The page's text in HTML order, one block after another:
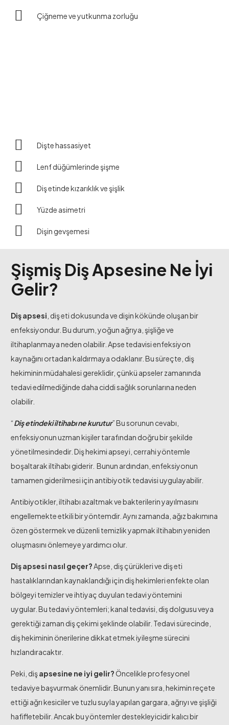
Çiğneme ve yutkunma zorluğu
Dişte hassasiyet
Lenf düğümlerinde şişme
Diş etinde kızarıklık ve şişlik
Yüzde asimetri
Dişin gevşemesi
Şişmiş Diş Apsesine Ne İyi
Gelir?
Diş apsesi , diş eti dokusunda ve dişin kökünde oluşan bir
enfeksiyondur. Bu durum, yoğun ağrıya, şişliğe ve
iltihaplanmaya neden olabilir. Apse tedavisi enfeksiyon
kaynağını ortadan kaldırmaya odaklanır. Bu süreçte, diş
hekiminin müdahalesi gereklidir, çünkü apseler zamanında
tedavi edilmediğinde daha ciddi sağlık sorunlarına neden
olabilir.
“Diş etindeki iltihabı ne kurutur” Bu sorunun cevabı,
enfeksiyonun uzman kişiler tarafından doğru bir şekilde
yönetilmesindedir. Diş hekimi apseyi, cerrahi yöntemle
boşaltarak iltihabı giderir. Bunun ardından, enfeksiyonun
tamamen giderilmesi için antibiyotik tedavisi uygulayabilir.
Antibiyotikler, iltihabı azaltmak ve bakterilerin yayılmasını
engellemekte etkili bir yöntemdir. Aynı zamanda, ağız bakımına
özen göstermek ve düzenli temizlik yapmak iltihabın yeniden
oluşmasını önlemeye yardımcı olur.
Diş apsesi nasıl geçer?Apse, diş çürükleri ve diş eti
hastalıklarından kaynaklandığı için diş hekimleri enfekte olan
bölgeyi temizler ve ihtiyaç duyulan tedavi yöntemini
uygular. Bu tedavi yöntemleri; kanal tedavisi, diş dolgusu veya
gerektiği zaman diş çekimi şeklinde olabilir. Tedavi sürecinde,
diş hekiminin önerilerine dikkat etmek iyileşme sürecini
hızlandıracaktır.
Peki, dişapsesine ne iyi gelir?Öncelikle profesyonel
tedaviye başvurmak önemlidir. Bunun yanı sıra, hekimin reçete
ettiği ağrı kesiciler ve tuzlu suyla yapılan gargara, ağrıyı ve şişliği
hafifletebilir. Ancak bu yöntemler destekleyicidir kalıcı bir